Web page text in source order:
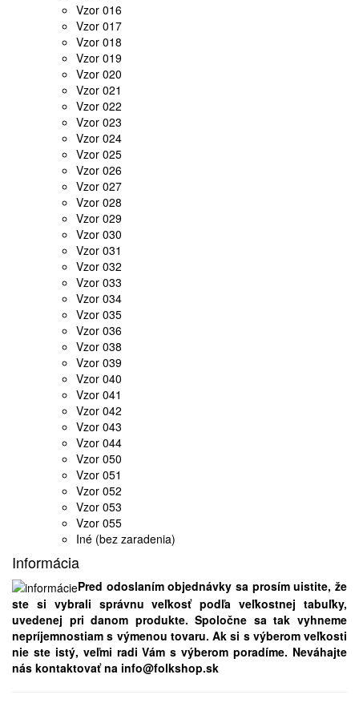
Vzor 016
Vzor 017
Vzor 018
Vzor 019
Vzor 020
Vzor 021
Vzor 022
Vzor 023
Vzor 024
Vzor 025
Vzor 026
Vzor 027
Vzor 028
Vzor 029
Vzor 030
Vzor 031
Vzor 032
Vzor 033
Vzor 034
Vzor 035
Vzor 036
Vzor 038
Vzor 039
Vzor 040
Vzor 041
Vzor 042
Vzor 043
Vzor 044
Vzor 050
Vzor 051
Vzor 052
Vzor 053
Vzor 055
Iné (bez zaradenia)
Informácia
Pred odoslaním objednávky sa prosím uistite, že
ste si vybrali správnu veľkosť podľa veľkostnej tabuľky,
uvedenej pri danom produkte. Spoločne sa tak vyhneme
nepríjemnostiam s výmenou tovaru. Ak si s výberom veľkosti
nie ste istý, veľmi radi Vám s výberom poradíme. Neváhajte
nás kontaktovať na info@folkshop.sk